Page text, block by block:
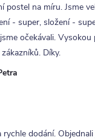
postel na míru. Jsme
- super, složení -
očekávali.
Díky.
rychle dodání.